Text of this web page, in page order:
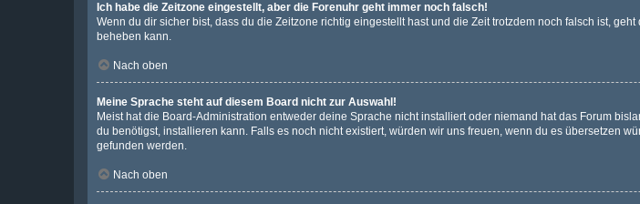
Ich habe die Zeitzone eingestellt, aber die Forenuhr geht immer noch falsch!
Wenn du dir sicher bist, dass du die Zeitzone richtig eingestellt hast und die Zeit trotzdem noch falsch ist,
beheben kann.
Nach oben
Meine Sprache steht auf diesem Board nicht zur Auswahl!
Meist hat die Board-Administration entweder deine Sprache nicht installiert oder niemand hat das Forum
du benötigst, installieren kann. Falls es noch nicht existiert, würden wir uns freuen, wenn du es übersetzen
gefunden werden.
Nach oben